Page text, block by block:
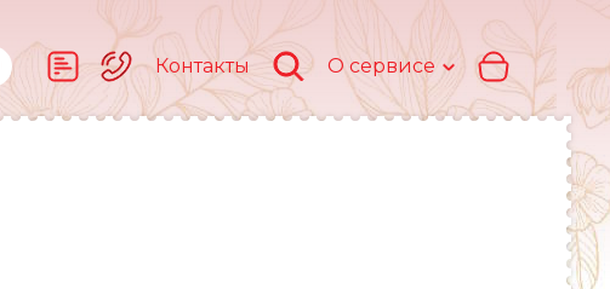
Контакты О сервисе